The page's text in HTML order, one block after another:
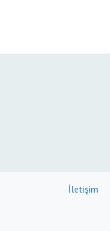
İletişim